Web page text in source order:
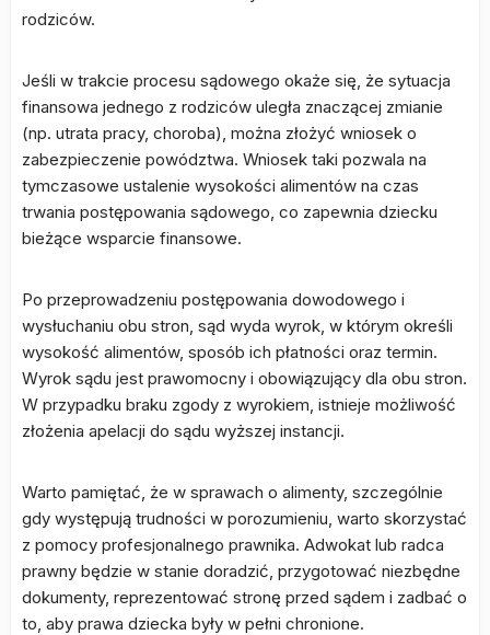
rodziców.
Jeśli w trakcie procesu sądowego okaże się, że sytuacja
finansowa jednego z rodziców uległa znaczącej zmianie
(np. utrata pracy, choroba), można złożyć wniosek o
zabezpieczenie powództwa. Wniosek taki pozwala na
tymczasowe ustalenie wysokości alimentów na czas
trwania postępowania sądowego, co zapewnia dziecku
bieżące wsparcie finansowe.
Po przeprowadzeniu postępowania dowodowego i
wysłuchaniu obu stron, sąd wyda wyrok, w którym określi
wysokość alimentów, sposób ich płatności oraz termin.
Wyrok sądu jest prawomocny i obowiązujący dla obu stron.
W przypadku braku zgody z wyrokiem, istnieje możliwość
złożenia apelacji do sądu wyższej instancji.
Warto pamiętać, że w sprawach o alimenty, szczególnie
gdy występują trudności w porozumieniu, warto skorzystać
z pomocy profesjonalnego prawnika. Adwokat lub radca
prawny będzie w stanie doradzić, przygotować niezbędne
dokumenty, reprezentować stronę przed sądem i zadbać o
to, aby prawa dziecka były w pełni chronione.